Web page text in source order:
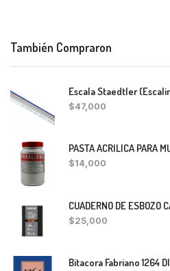
También Compraron
Escala Staedtler
$47,000
PASTA ACRILICA PARA
$14,000
CUADERNO DE ESBOZO
$25,000
Bitacora Fabriano 1264